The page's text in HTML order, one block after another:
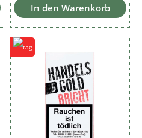
In den Warenkorb